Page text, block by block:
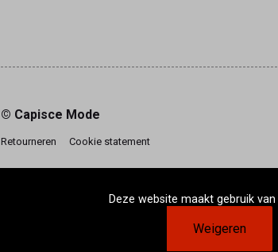
© Capisce Mode
Retourneren Cookie statement
Deze website maakt gebruik
Weigeren